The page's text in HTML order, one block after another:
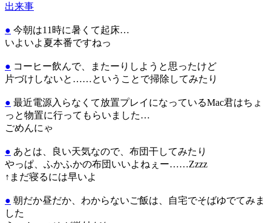
出来事
● 今朝は11時に暑くて起床…
いよいよ夏本番ですねっ
● コーヒー飲んで、またーりしようと思ったけど
片づけしないと……ということで掃除してみたり
● 最近電源入らなくて放置プレイになっているMac君はちょ
っと物置に行ってもらいました…
ごめんにゃ
● あとは、良い天気なので、布団干してみたり
やっぱ、ふかふかの布団いいよねぇー……Zzzz
↑まだ寝るには早いよ
● 朝だか昼だか、わからないご飯は、自宅でそばゆでてみま
した